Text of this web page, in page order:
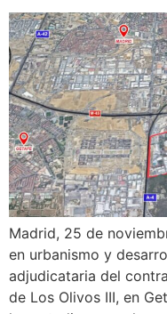
Madrid, 25 de
en urbanismo y
adjudicataria del
de Los Olivos III, en